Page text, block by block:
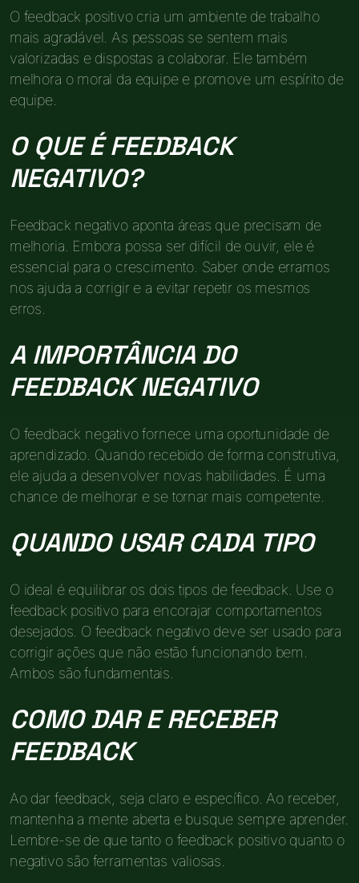
O feedback positivo cria um ambiente de trabalho
mais agradável. As pessoas se sentem mais
valorizadas e dispostas a colaborar. Ele também
melhora o moral da equipe e promove um espírito de
equipe.
O QUE É FEEDBACK
NEGATIVO?
Feedback negativo aponta áreas que precisam de
melhoria. Embora possa ser difícil de ouvir, ele é
essencial para o crescimento. Saber onde erramos
nos ajuda a corrigir e a evitar repetir os mesmos
erros.
A IMPORTÂNCIA DO
FEEDBACK NEGATIVO
O feedback negativo fornece uma oportunidade de
aprendizado. Quando recebido de forma construtiva,
ele ajuda a desenvolver novas habilidades. É uma
chance de melhorar e se tornar mais competente.
QUANDO USAR CADA TIPO
O ideal é equilibrar os dois tipos de feedback. Use o
feedback positivo para encorajar comportamentos
desejados. O feedback negativo deve ser usado para
corrigir ações que não estão funcionando bem.
Ambos são fundamentais.
COMO DAR E RECEBER
FEEDBACK
Ao dar feedback, seja claro e específico. Ao receber,
mantenha a mente aberta e busque sempre aprender.
Lembre-se de que tanto o feedback positivo quanto o
negativo são ferramentas valiosas.